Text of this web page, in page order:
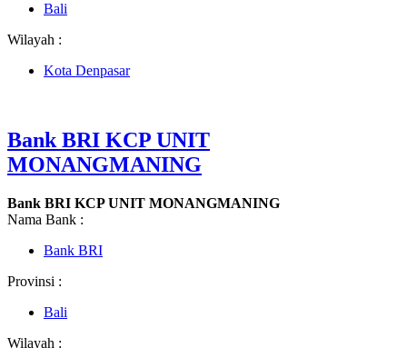
Bali
Wilayah :
Kota Denpasar
Bank BRI KCP UNIT
MONANGMANING
Bank BRI KCP UNIT MONANGMANING
Nama Bank :
Bank BRI
Provinsi :
Bali
Wilayah :